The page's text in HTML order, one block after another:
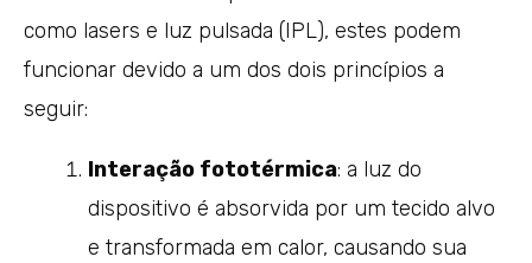
como lasers e luz pulsada (IPL), estes podem
funcionar devido a um dos dois princípios a
seguir:
Interação fototérmica: a luz do
dispositivo é absorvida por um tecido alvo
e transformada em calor, causando sua